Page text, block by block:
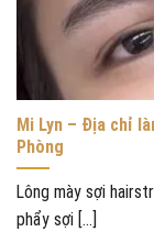
Mi Lyn – Địa chỉ
Phòng
Lông mày sợi
phẩy sợi [...]